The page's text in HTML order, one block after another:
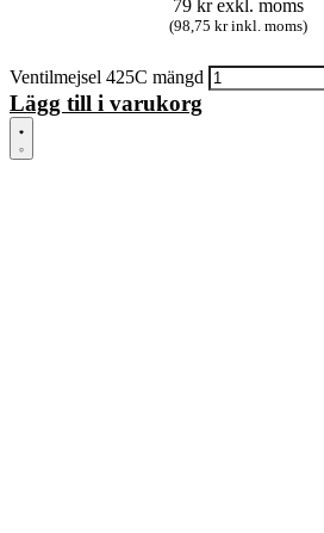
79 kr exkl. moms
(98,75 kr inkl. moms)
Ventilmejsel 425C mängd
Lägg till i varukorg